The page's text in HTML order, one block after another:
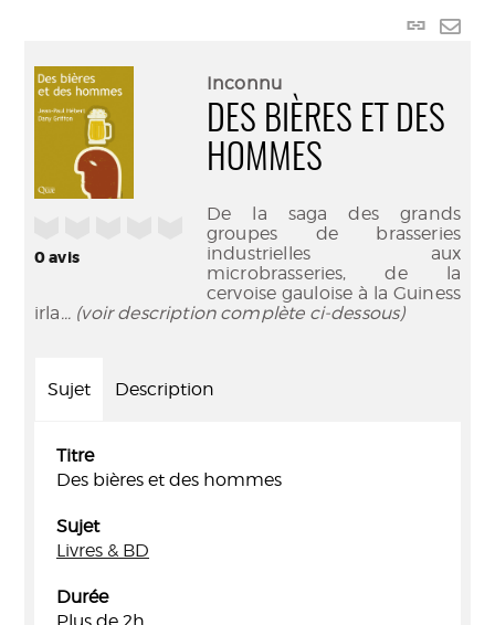
Lien
0avis
Inconnu
DES BIÈRES ET DES
HOMMES
De la saga des grands
groupes de brasseries
industrielles aux
microbrasseries, de la
cervoise gauloise à la Guiness
irla... (voir description complète ci-dessous)
Sujet Description
Titre
Des bières et des hommes
Sujet
Livres & BD
Durée